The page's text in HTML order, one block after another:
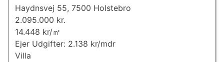
Haydnsvej 55, 7500 Holstebro
2.095.000 kr.
14.448 kr/㎡
Ejer Udgifter: 2.138 kr/mdr
Villa